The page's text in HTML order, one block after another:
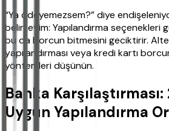
“Ya ödeyemezsem?” diye
belirteyim: Yapılandırma seçenekleri
bu da borcun bitmesini geciktirir.
yapılandırması veya kredi kartı
yöntemleri düşünün.
Banka
Uygun Yapılandırma